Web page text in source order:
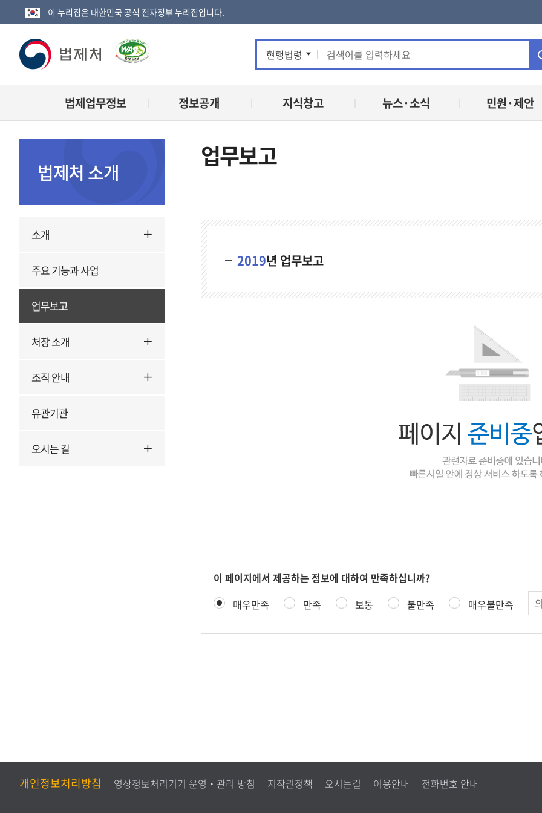
이 누리집은 대한민국 공식 전자정부 누리집입니다.
법
제
로
통
합
검
현행법령
법제업무정보 정보공개 지식창고 뉴스·소식 민원·제안
법제처 소개
소개
주요 기능과 사업
업무보고
처장 소개
조직 안내
유관기관
오시는 길
업무보고
업
무
보
고
검
색
2019년 업무보고
콘
츠
족
이 페이지에서 제공하는 정보에 대하여 만족하십니까?
만
족
매우만족 만족 보통 불만족 매우불만족
의
견
개인정보처리방침 영상정보처리기기 운영‧관리 방침 저작권정책 오시는길 이용안내 전화번호 안내